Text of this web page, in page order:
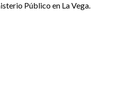
Público en La Vega.